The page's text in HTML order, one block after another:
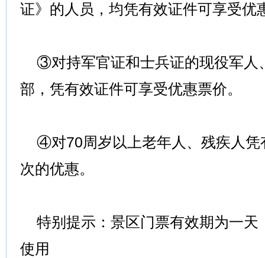
证》的人员，均凭有效证件可享受优
③对持军官证和士兵证的现役军人
部，凭有效证件可享受优惠票价。
④对70周岁以上老年人、残疾人凭
次的优惠。
特别提示：景区门票有效期为一天
使用